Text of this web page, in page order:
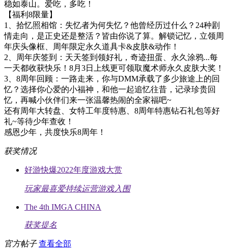
稳如泰山。爱吃，多吃！
【福利8限量】
1、拾忆照相馆：失忆者为何失忆？他曾经历过什么？24种剧
情走向，是正史还是整活？皆由你说了算。解锁记忆，立领周
年庆头像框、周年限定永久道具卡&皮肤&动作！
2、周年庆签到：天天签到领好礼，奇迹扭蛋、永久涂鸦...每
一天都收获快乐！8月3日上线更可领取魔术师永久皮肤大奖！
3、8周年回顾：一路走来，你与DMM承载了多少旅途上的回
忆？选择你心爱的小福神，和他一起追忆往昔，记录珍贵回
忆，再喊小伙伴们来一张温馨热闹的全家福吧~
还有周年大转盘、女特工年度特惠、8周年特惠钻石礼包等好
礼~等待少年查收！
感恩少年，共度快乐8周年！
获奖情况
好游快爆2022年度游戏大赏
玩家最喜爱持续运营游戏入围
The 4th IMGA CHINA
获奖提名
官方帖子 查看全部